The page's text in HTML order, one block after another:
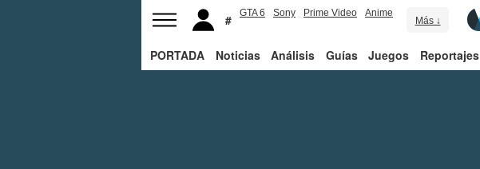
GTA 6 Sony Prime Video Anime
Más ↓
PORTADA Noticias Análisis Guías Juegos Reportajes